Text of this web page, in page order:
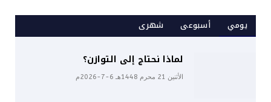
يومي أسبوعى شهرى
لماذا نحتاج إلى التوازن؟
الأثنين 21 محرم 1448هـ 6-7-2026م